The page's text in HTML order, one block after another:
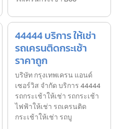
44444 บริการ ให้เช่า
รถเครนติดกระเช้า
ราคาถูก
บริษัท กรุงเทพเครน แอนด์
เซอร์วิส จำกัด บริการ 44444
รถกระเช้าให้เช่า รถกระเช้า
ไฟฟ้าให้เช่า รถเครนติด
กระเช้าให้เช่า รถบู